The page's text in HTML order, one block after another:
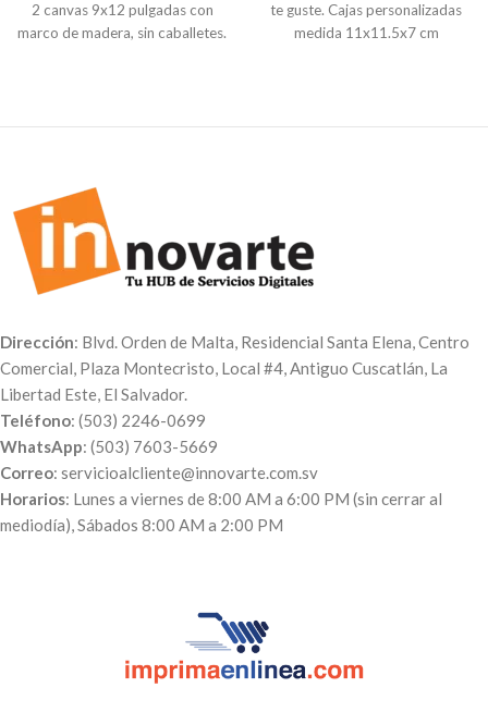
2 canvas 9x12 pulgadas con
marco de madera, sin caballetes.
marco de madera,
diferentes mosaicos creativos,
ideales para decorar tu
habitación, sala u
oficina, también es una bonita
opción de regalo. IVA incluido.
fotografías al Correo:
servicioalcliente@innovarte.com.sv
o a nuestro WhatsApp:(503)
7603-5669. Puedes realizar el
pago a través de nuestra página
web para poder procesar tu
orden. A tu correo te enviaremos
número de pedido y el día en qué
te guste. Cajas personalizadas
medida 11x11.5x7 cm
Dirección: Blvd. Orden de Malta, Residencial Santa Elena, Centro
Comercial, Plaza Montecristo, Local #4, Antiguo Cuscatlán, La
Libertad Este, El Salvador.
Teléfono: (503) 2246-0699
WhatsApp: (503) 7603-5669
Correo: servicioalcliente@innovarte.com.sv
Horarios: Lunes a viernes de 8:00 AM a 6:00 PM (sin cerrar al
mediodía), Sábados 8:00 AM a 2:00 PM